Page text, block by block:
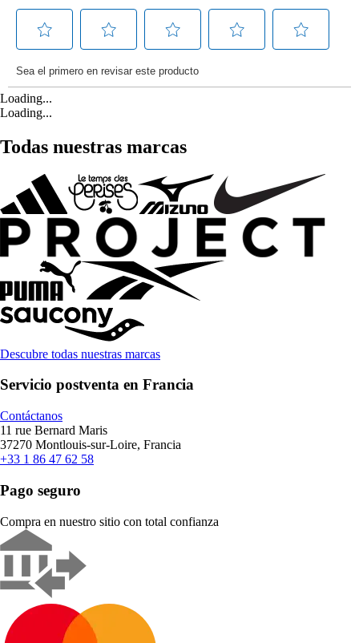
Loading...
Loading...
Todas nuestras marcas
Descubre todas nuestras marcas
Servicio postventa en Francia
Contáctanos
11 rue Bernard Maris
37270 Montlouis-sur-Loire, Francia
+33 1 86 47 62 58
Pago seguro
Compra en nuestro sitio con total confianza